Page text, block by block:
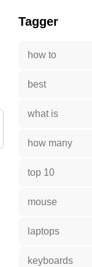
Tagger
how to
best
what is
how many
top 10
mouse
laptops
keyboards